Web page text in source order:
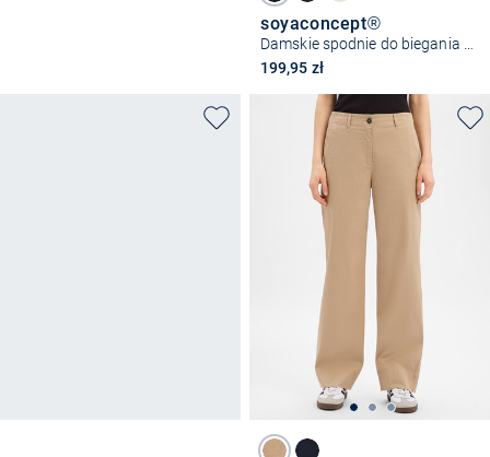
soyaconcept®
Damskie spodnie do biegania - SC-Banu 33
199,95 zł